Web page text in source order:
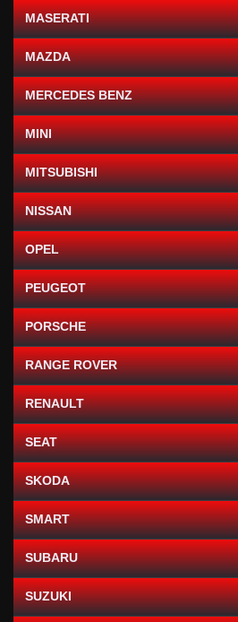
MASERATI
MAZDA
MERCEDES BENZ
MINI
MITSUBISHI
NISSAN
OPEL
PEUGEOT
PORSCHE
RANGE ROVER
RENAULT
SEAT
SKODA
SMART
SUBARU
SUZUKI